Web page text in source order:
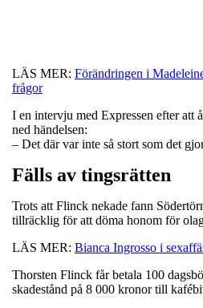
LÄS MER: Förändringen i
frågor
I en intervju med Expressen efter att
ned händelsen:
– Det där var inte så stort som det
Fälls av tingsrätten
Trots att Flinck nekade fann
tillräcklig för att döma honom för
LÄS MER: Bianca Ingrosso i
Thorsten Flinck får betala 100
skadestånd på 8 000 kronor till